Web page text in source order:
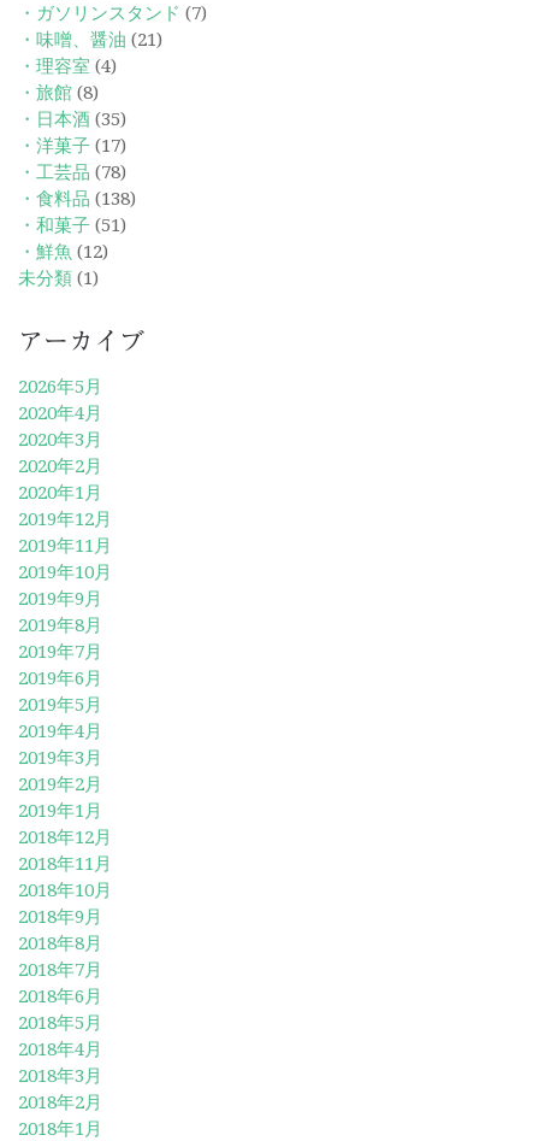
・ガソリンスタンド (7)
・味噌、醤油 (21)
・理容室 (4)
・旅館 (8)
・日本酒 (35)
・洋菓子 (17)
・工芸品 (78)
・食料品 (138)
・和菓子 (51)
・鮮魚 (12)
未分類 (1)
アーカイブ
2026年5月
2020年4月
2020年3月
2020年2月
2020年1月
2019年12月
2019年11月
2019年10月
2019年9月
2019年8月
2019年7月
2019年6月
2019年5月
2019年4月
2019年3月
2019年2月
2019年1月
2018年12月
2018年11月
2018年10月
2018年9月
2018年8月
2018年7月
2018年6月
2018年5月
2018年4月
2018年3月
2018年2月
2018年1月